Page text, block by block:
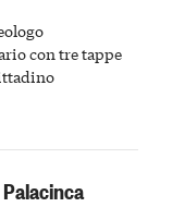
con tre tappe